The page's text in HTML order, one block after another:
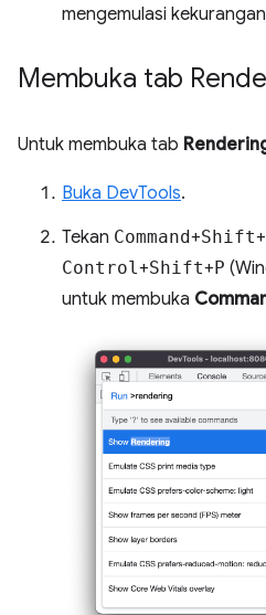
mengemulasi
Membuka tab
Untuk membuka tab
Buka DevTools.
Tekan Command+Shift+
Control+Shift+P
untuk membuka